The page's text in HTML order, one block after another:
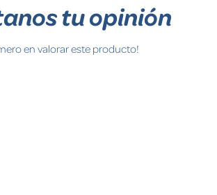
tu opinión
en valorar este producto!